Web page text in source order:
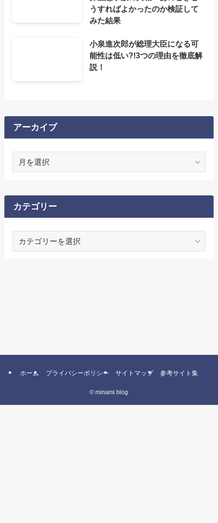
うすればよかったのか検証して
みた結果
小泉進次郎が総理大臣になる可
能性は低い?!3つの理由を徹底解
説！
アーカイブ
イ
ブ
カテゴリー
ホーム プライバシーポリシー サイトマップ 参考サイト集
© minami blog